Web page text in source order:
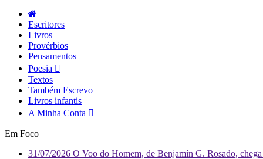
Escritores
Livros
Provérbios
Pensamentos
Poesia
Textos
Também Escrevo
Livros infantis
A Minha Conta
Em Foco
31/07/2026 O Voo do Homem, de Benjamín G. Rosado,